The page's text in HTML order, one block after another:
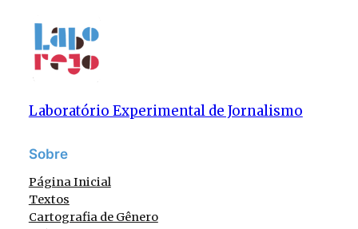
Laboratório Experimental de Jornalismo
Sobre
Página Inicial
Textos
Cartografia de Gênero